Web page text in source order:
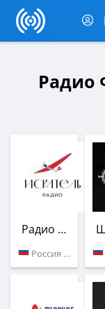
Радио
Радио Искатель
Россия (96.0 FM)